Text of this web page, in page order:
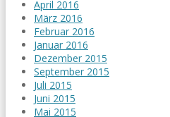
April 2016
März 2016
Februar 2016
Januar 2016
Dezember 2015
September 2015
Juli 2015
Juni 2015
Mai 2015